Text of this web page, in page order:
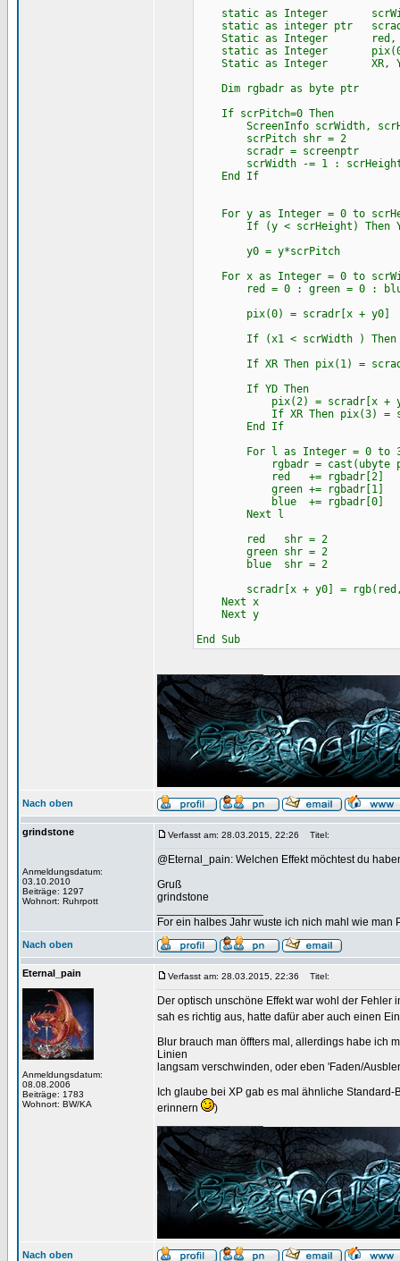
static as Integer
static as integer ptr
Static as Integer red,
static as Integer pix(0
Static as Integer XR,
Dim rgbadr as byte ptr
If scrPitch=0 Then
ScreenInfo scrWidth,
scrPitch shr = 2
scradr = screenptr
scrWidth -= 1 :
End If
For y as Integer = 0 to
If (y < scrHeight) Then
y0 = y*scrPitch
For x as Integer = 0 to
red = 0 : green = 0 : blue
pix(0) = scradr[x + y0]
If (x1 < scrWidth ) Then
If XR Then pix(1) =
If YD Then
pix(2) = scradr[x +
If XR Then pix(3) =
End If
For l as Integer = 0 to
rgbadr = cast(ubyte
red += rgbadr[2]
green += rgbadr[1]
blue += rgbadr[0]
Next l
red shr = 2
green shr = 2
blue shr = 2
scradr[x + y0] =
Next x
Next y
End Sub
Nach oben
grindstone
Anmeldungsdatum:
03.10.2010
Beiträge: 1297
Wohnort: Ruhrpott
Verfasst am: 28.03.2015, 22:26 Titel:
@Eternal_pain: Welchen Effekt möchtest du
Gruß
grindstone
For ein halbes Jahr wuste ich nich mahl wie man
Nach oben
Eternal_pain
Anmeldungsdatum:
08.08.2006
Beiträge: 1783
Wohnort: BW/KA
Verfasst am: 28.03.2015, 22:36 Titel:
Der optisch unschöne Effekt war wohl der
sah es richtig aus, hatte dafür aber auch einen
Blur brauch man öffters mal, allerdings habe ich
Linien
langsam verschwinden, oder eben 'Faden/
Ich glaube bei XP gab es mal ähnliche
erinnern
)
Nach oben